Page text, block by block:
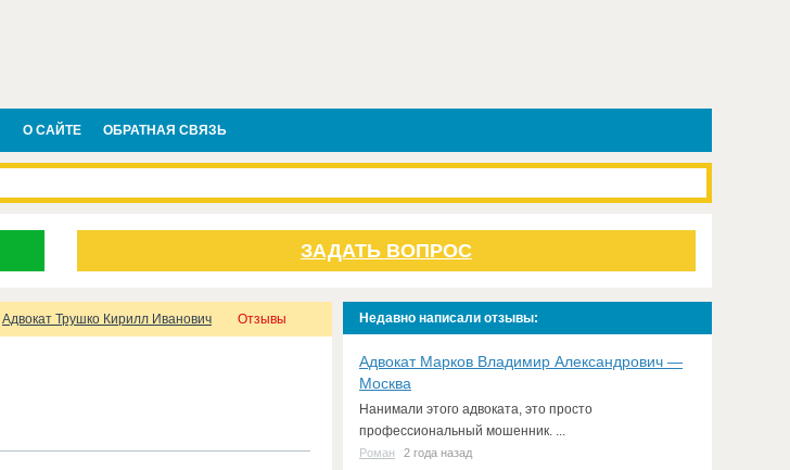
О САЙТЕ ОБРАТНАЯ СВЯЗЬ
ЗАДАТЬ ВОПРОС
Адвокат Трушко Кирилл Иванович Отзывы Недавно написали отзывы:
Адвокат Марков Владимир Александрович —
Москва
Нанимали этого адвоката, это просто
профессиональный мошенник. ...
Роман 2 года назад